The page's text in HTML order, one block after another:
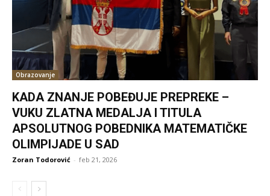
Obrazovanje
KADA ZNANJE POBEĐUJE PREPREKE –
VUKU ZLATNA MEDALJA I TITULA
APSOLUTNOG POBEDNIKA MATEMATIČKE
OLIMPIJADE U SAD
Zoran Todorović - feb 21, 2026